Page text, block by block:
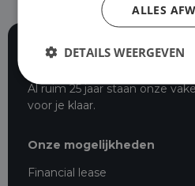
Al ruim 25 jaar staan onze
voor je klaar.
Onze mogelijkheden
Financial lease
ALLES
DETAILS WEERGEVEN